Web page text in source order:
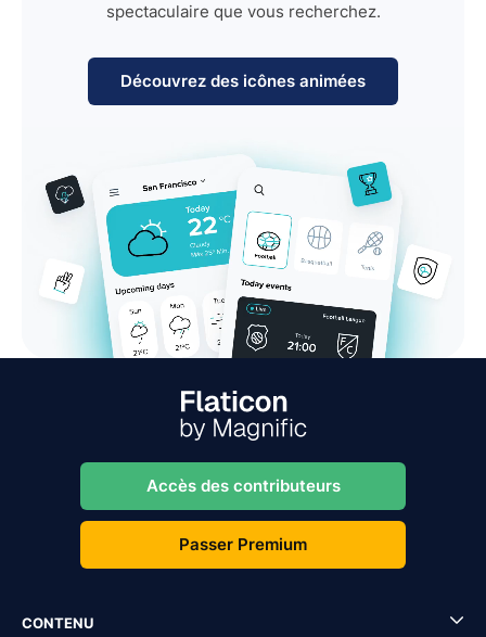
spectaculaire que vous recherchez.
Découvrez des icônes animées
Accès des contributeurs
Passer Premium
CONTENU